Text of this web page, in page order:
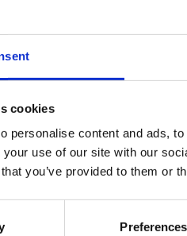
cookies
personalise content and ads,
your use of our site with our
you’ve provided to them or
Preferences